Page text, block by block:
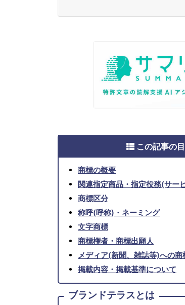
この記事の
商標の概要
関連指定商品・指定役務(サー
商標区分
称呼(呼称)・ネーミング
文字商標
商標権者・商標出願人
メディア(新聞、雑誌等)への商
掲載内容・掲載基準について
ブランドテラスとは